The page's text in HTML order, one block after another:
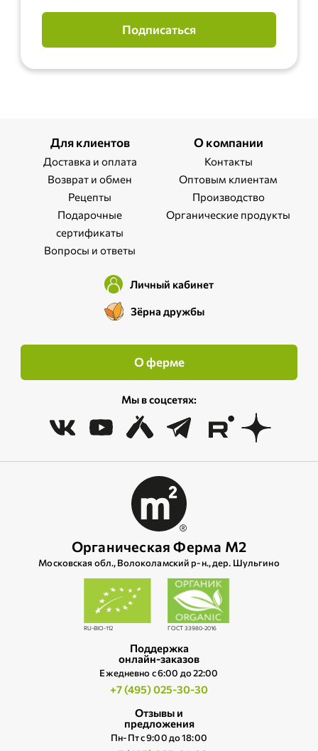
Подписаться
Для клиентов
Доставка и оплата
Возврат и обмен
Рецепты
Подарочные
сертификаты
Вопросы и ответы
О компании
Контакты
Оптовым клиентам
Производство
Органические продукты
Личный кабинет
Зёрна дружбы
О ферме
Мы в соцсетях:
Органическая Ферма М2
Московская обл., Волоколамский р‑н., дер. Шульгино
RU-BIO-112 ГОСТ 33980-2016
Поддержка
онлайн-заказов
Ежедневно c 6:00 до 22:00
+7 (495) 025-30-30
Отзывы и
предложения
Пн-Пт с 9:00 до 18:00